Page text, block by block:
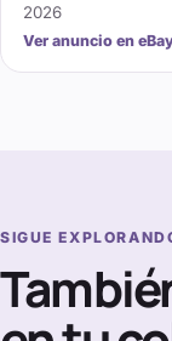
2026
Ver anuncio en
SIGUE